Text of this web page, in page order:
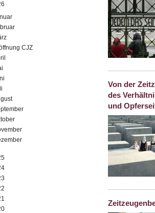
CJZ
Von der
des
und